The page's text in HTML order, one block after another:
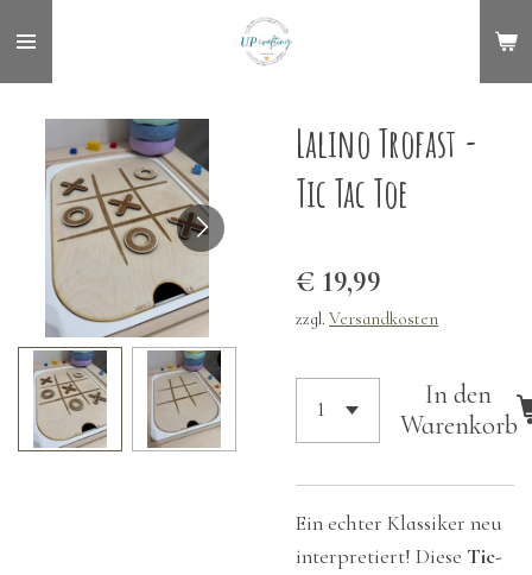
Lalino Trofast -
Tic Tac Toe
€ 19,99
zzgl. Versandkosten
In den
Warenkorb
Ein echter Klassiker neu
interpretiert! Diese Tic-